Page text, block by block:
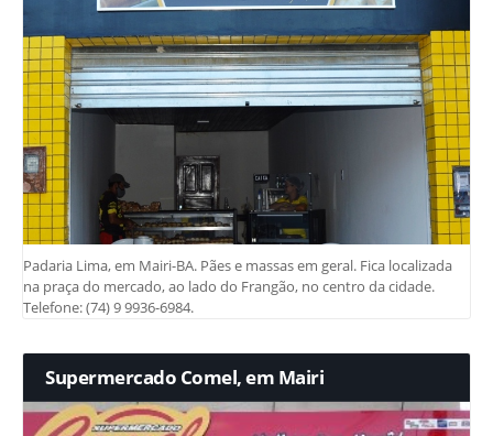
Padaria Lima, em Mairi-BA. Pães e massas em geral. Fica localizada
na praça do mercado, ao lado do Frangão, no centro da cidade.
Telefone: (74) 9 9936-6984.
Supermercado Comel, em Mairi